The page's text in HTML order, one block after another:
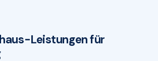
Leistungen für